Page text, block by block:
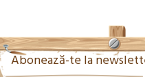
Abonează-te la